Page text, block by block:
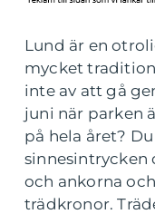
Lund är en
mycket
inte av att gå
juni när parken
på hela året?
sinnesintrycken
och ankorna
trädkronor.